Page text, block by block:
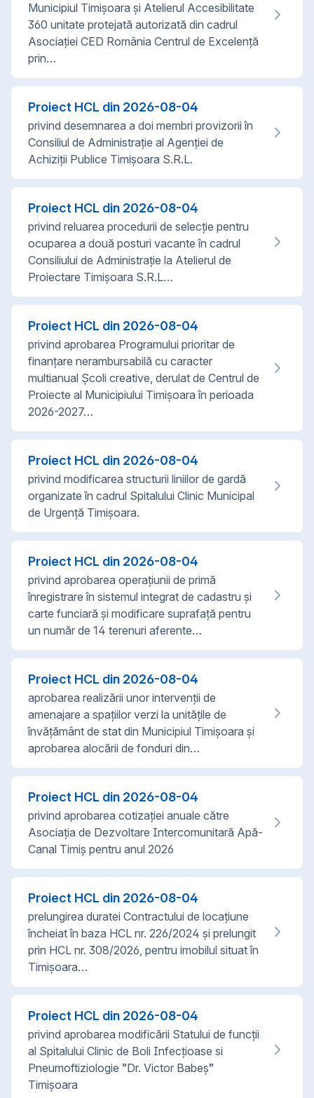
Municipiul Timișoara și Atelierul Accesibilitate
360 unitate protejată autorizată din cadrul
Asociației CED România Centrul de Excelență
prin…
Proiect HCL din 2026-08-04
privind desemnarea a doi membri provizorii în
Consiliul de Administrație al Agenției de
Achiziții Publice Timișoara S.R.L.
Proiect HCL din 2026-08-04
privind reluarea procedurii de selecție pentru
ocuparea a două posturi vacante în cadrul
Consiliului de Administrație la Atelierul de
Proiectare Timișoara S.R.L…
Proiect HCL din 2026-08-04
privind aprobarea Programului prioritar de
finanțare nerambursabilă cu caracter
multianual Școli creative, derulat de Centrul de
Proiecte al Municipiului Timișoara în perioada
2026-2027…
Proiect HCL din 2026-08-04
privind modificarea structurii liniilor de gardă
organizate în cadrul Spitalului Clinic Municipal
de Urgență Timișoara.
Proiect HCL din 2026-08-04
privind aprobarea operațiunii de primă
înregistrare în sistemul integrat de cadastru și
carte funciară și modificare suprafață pentru
un număr de 14 terenuri aferente…
Proiect HCL din 2026-08-04
aprobarea realizării unor intervenții de
amenajare a spațiilor verzi la unitățile de
învățământ de stat din Municipiul Timișoara și
aprobarea alocării de fonduri din…
Proiect HCL din 2026-08-04
privind aprobarea cotizației anuale către
Asociația de Dezvoltare Intercomunitară Apă-
Canal Timiș pentru anul 2026
Proiect HCL din 2026-08-04
prelungirea duratei Contractului de locațiune
încheiat în baza HCL nr. 226/2024 și prelungit
prin HCL nr. 308/2026, pentru imobilul situat în
Timișoara…
Proiect HCL din 2026-08-04
privind aprobarea modificării Statului de funcții
al Spitalului Clinic de Boli Infecțioase si
Pneumoftiziologie ”Dr. Victor Babeș”
Timișoara